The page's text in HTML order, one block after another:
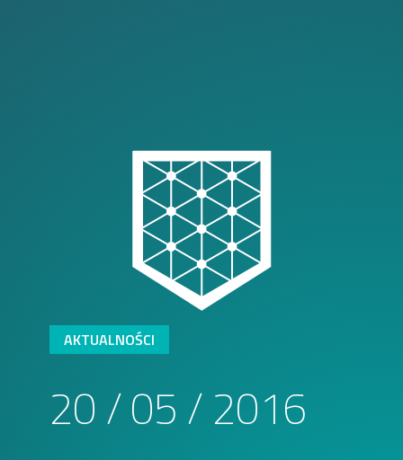
AKTUALNOŚCI
20 / 05 / 2016